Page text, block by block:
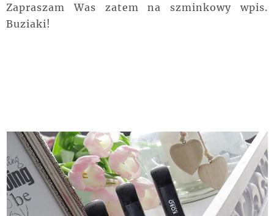
Zapraszam Was zatem na szminkowy wpis.
Buziaki!